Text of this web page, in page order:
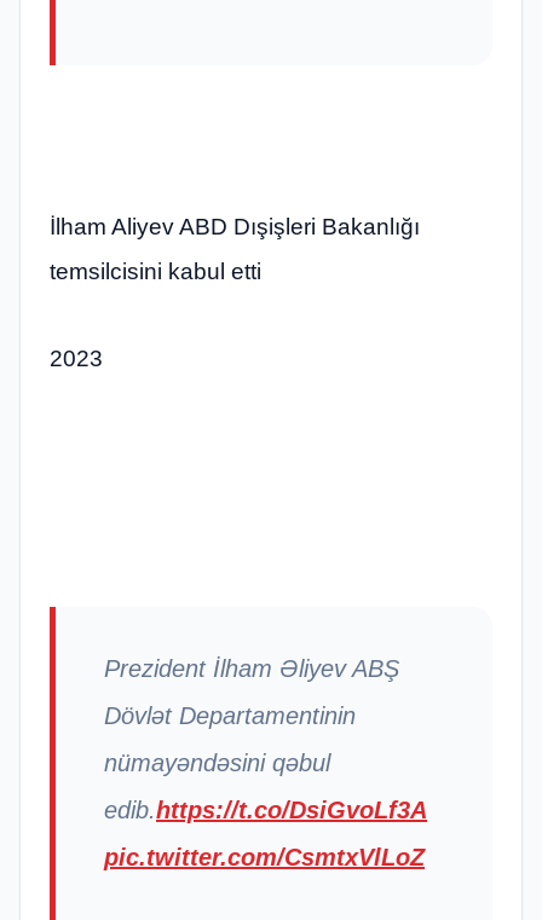
İlham Aliyev ABD Dışişleri Bakanlığı
temsilcisini kabul etti
2023
Prezident İlham Əliyev ABŞ
Dövlət Departamentinin
nümayəndəsini qəbul
edib.https://t.co/DsiGvoLf3A
pic.twitter.com/CsmtxVlLoZ